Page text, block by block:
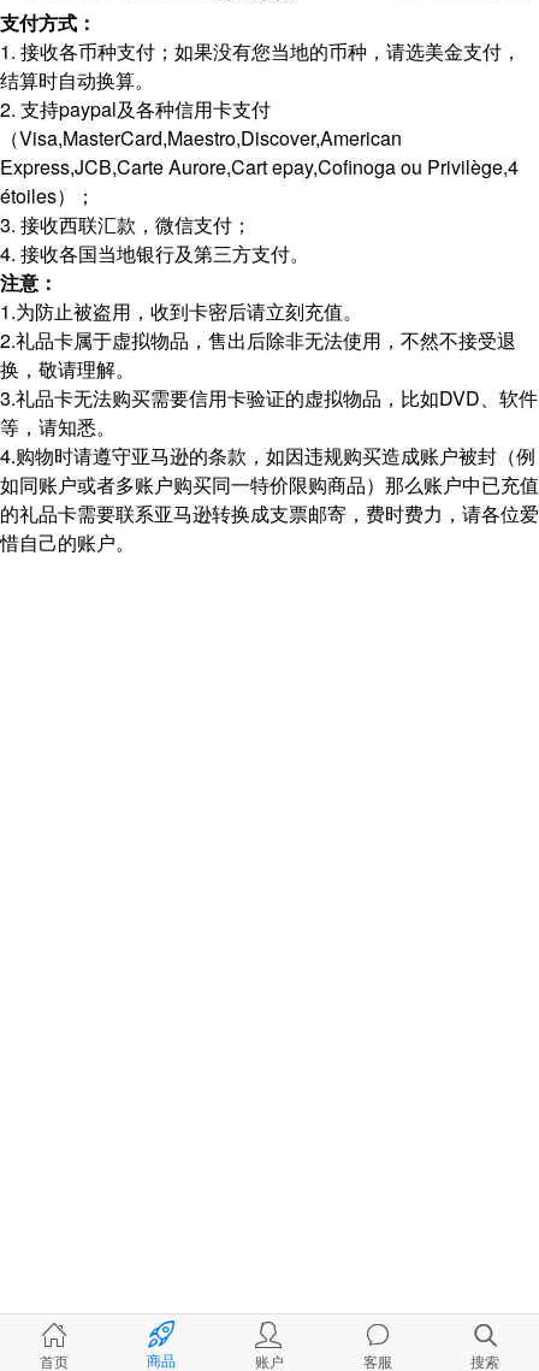
支付方式 ：
1. 接收各币种支付；如果没有您当地的币种，请选美金支付，
结算时自动换算。
2. 支持paypal及各种信用卡支付
（Visa,MasterCard,Maestro,Discover,American
Express,JCB,Carte Aurore,Cart epay,Cofinoga ou Privilège,4
étoiles）；
3. 接收西联汇款，微信支付；
4. 接收各国当地银行及第三方支付。
注意：
1.为防止被盗用，收到卡密后请立刻充值。
2.礼品卡属于虚拟物品，售出后除非无法使用，不然不接受退
换，敬请理解。
3.礼品卡无法购买需要信用卡验证的虚拟物品，比如DVD、软件
等，请知悉。
4.购物时请遵守亚马逊的条款，如因违规购买造成账户被封（例
如同账户或者多账户购买同一特价限购商品）那么账户中已充值
的礼品卡需要联系亚马逊转换成支票邮寄，费时费力，请各位爱
惜自己的账户。
首页 商品 账户 客服 搜索